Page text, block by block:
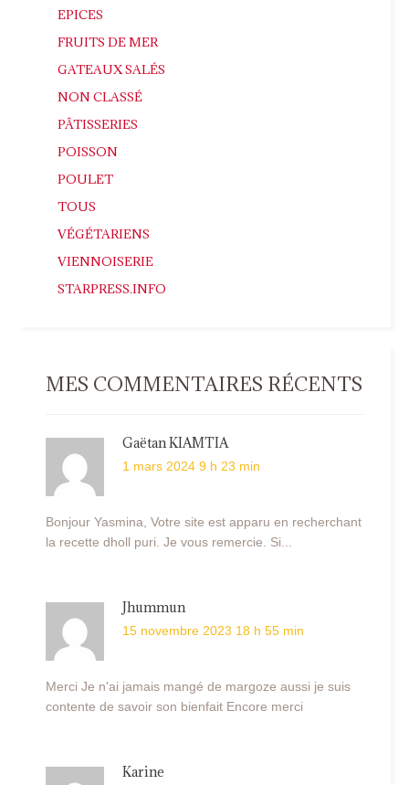
EPICES
FRUITS DE MER
GATEAUX SALÉS
NON CLASSÉ
PÂTISSERIES
POISSON
POULET
TOUS
VÉGÉTARIENS
VIENNOISERIE
STARPRESS.INFO
MES COMMENTAIRES RÉCENTS
Gaëtan KIAMTIA
1 mars 2024 9 h 23 min
Bonjour Yasmina, Votre site est apparu en recherchant
la recette dholl puri. Je vous remercie. Si...
Jhummun
15 novembre 2023 18 h 55 min
Merci Je n'ai jamais mangé de margoze aussi je suis
contente de savoir son bienfait Encore merci
Karine